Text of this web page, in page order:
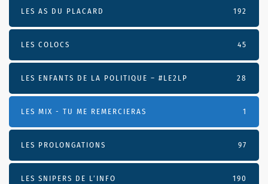
LES AS DU PLACARD 192
LES COLOCS 45
LES ENFANTS DE LA POLITIQUE – #LE2LP 28
LES MIX - TU ME REMERCIERAS 1
LES PROLONGATIONS 97
LES SNIPERS DE L’INFO 190